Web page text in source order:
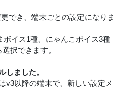
でき、端末ごとの設定になりま
イス1種、にゃんこボイス3種
択できます。
しました。
v3以降の端末で、新しい設定メ